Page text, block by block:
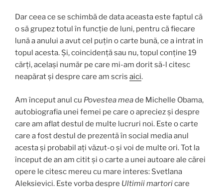
Dar ceea ce se schimbă de data aceasta este faptul că
o să grupez totul în funcție de luni, pentru că fiecare
lună a anului a avut cel puțin o carte bună, ce a intrat in
topul acesta. Și, coincidență sau nu, topul conține 19
cărți, același număr pe care mi-am dorit să-l citesc
neapărat și despre care am scris aici.
Am început anul cu Povestea meade Michelle Obama,
autobiografia unei femei pe care o apreciez și despre
care am aflat destul de multe lucruri noi. Este o carte
care a fost destul de prezentă în social media anul
acesta și probabil ați văzut-o și voi de multe ori. Tot la
început de an am citit și o carte a unei autoare ale cărei
opere le citesc mereu cu mare interes: Svetlana
Aleksievici. Este vorba despre Ultimii martoricare